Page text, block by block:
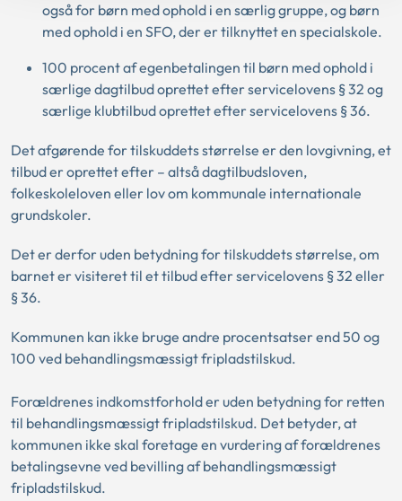
også for børn med ophold i en særlig gruppe, og børn
med ophold i en SFO, der er tilknyttet en specialskole.
100 procent af egenbetalingen til børn med ophold i
særlige dagtilbud oprettet efter servicelovens § 32 og
særlige klubtilbud oprettet efter servicelovens § 36.
Det afgørende for tilskuddets størrelse er den lovgivning, et
tilbud er oprettet efter – altså dagtilbudsloven,
folkeskoleloven eller lov om kommunale internationale
grundskoler.
Det er derfor uden betydning for tilskuddets størrelse, om
barnet er visiteret til et tilbud efter servicelovens § 32 eller
§ 36.
Kommunen kan ikke bruge andre procentsatser end 50 og
100 ved behandlingsmæssigt fripladstilskud.
Forældrenes indkomstforhold er uden betydning for retten
til behandlingsmæssigt fripladstilskud. Det betyder, at
kommunen ikke skal foretage en vurdering af forældrenes
betalingsevne ved bevilling af behandlingsmæssigt
fripladstilskud.